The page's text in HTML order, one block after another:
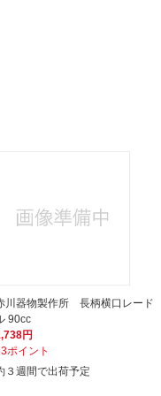
川器物製作所 長柄横口レード
90cc
円
ポイント
３週間で出荷予定